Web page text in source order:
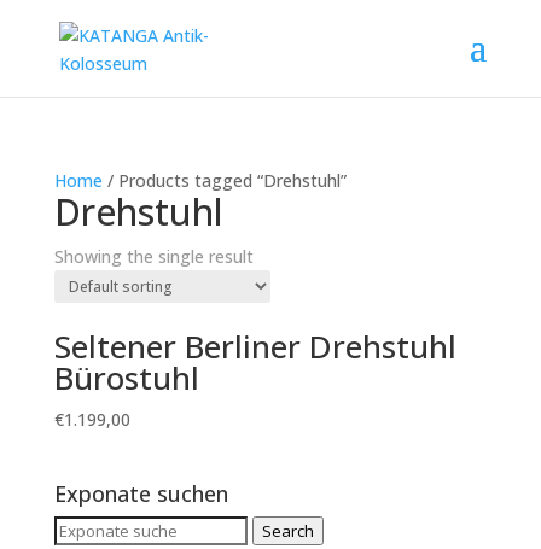
Home / Products tagged “Drehstuhl”
Drehstuhl
Showing the single result
Seltener Berliner Drehstuhl
Bürostuhl
€1.199,00
Exponate suchen
Search
Search